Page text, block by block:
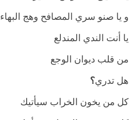
و يا صنو سري المصافح وهج البهاء
يا أنت الندي المندلع
من قلب ديوان الوجع
هل تدري؟
كل من يخون الخراب سيأتيك